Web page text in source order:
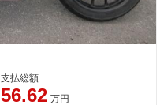
支払総額
56.62 万円